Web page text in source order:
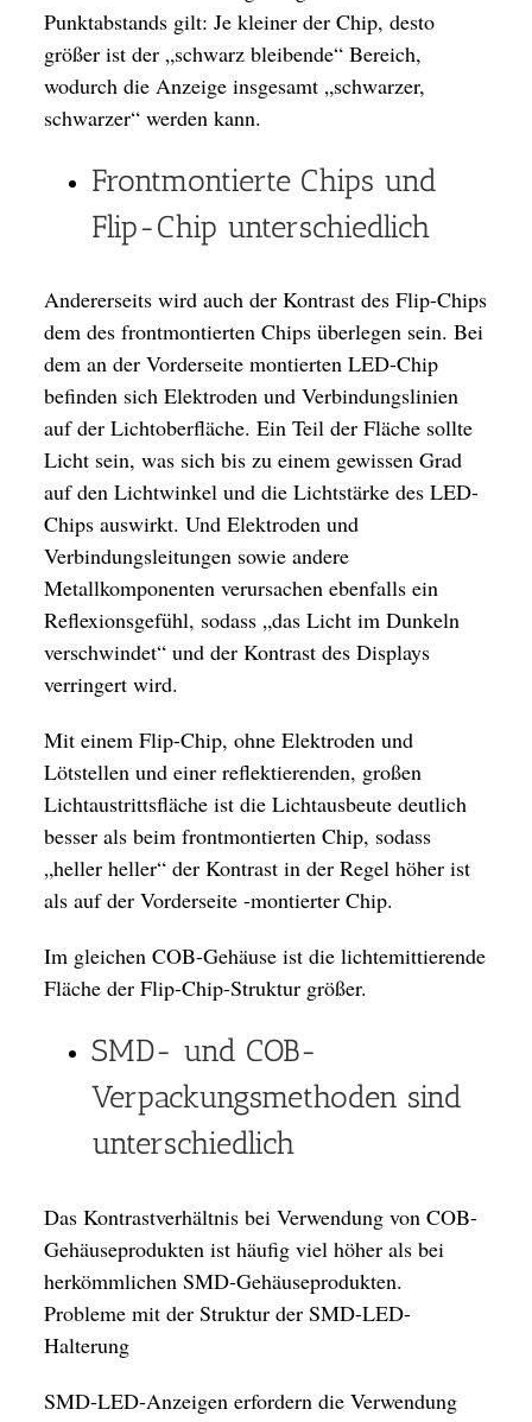
Punktabstands gilt: Je kleiner der Chip, desto
größer ist der „schwarz bleibende“ Bereich,
wodurch die Anzeige insgesamt „schwarzer,
schwarzer“ werden kann.
Frontmontierte Chips und
Flip-Chip unterschiedlich
Andererseits wird auch der Kontrast des Flip-Chips
dem des frontmontierten Chips überlegen sein. Bei
dem an der Vorderseite montierten LED-Chip
befinden sich Elektroden und Verbindungslinien
auf der Lichtoberfläche. Ein Teil der Fläche sollte
Licht sein, was sich bis zu einem gewissen Grad
auf den Lichtwinkel und die Lichtstärke des LED-
Chips auswirkt. Und Elektroden und
Verbindungsleitungen sowie andere
Metallkomponenten verursachen ebenfalls ein
Reflexionsgefühl, sodass „das Licht im Dunkeln
verschwindet“ und der Kontrast des Displays
verringert wird.
Mit einem Flip-Chip, ohne Elektroden und
Lötstellen und einer reflektierenden, großen
Lichtaustrittsfläche ist die Lichtausbeute deutlich
besser als beim frontmontierten Chip, sodass
„heller heller“ der Kontrast in der Regel höher ist
als auf der Vorderseite -montierter Chip.
Im gleichen COB-Gehäuse ist die lichtemittierende
Fläche der Flip-Chip-Struktur größer.
SMD- und COB-
Verpackungsmethoden sind
unterschiedlich
Das Kontrastverhältnis bei Verwendung von COB-
Gehäuseprodukten ist häufig viel höher als bei
herkömmlichen SMD-Gehäuseprodukten.
Probleme mit der Struktur der SMD-LED-
Halterung
SMD-LED-Anzeigen erfordern die Verwendung